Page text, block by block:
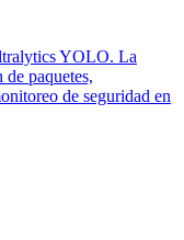
YOLO. La
paquetes,
de seguridad en